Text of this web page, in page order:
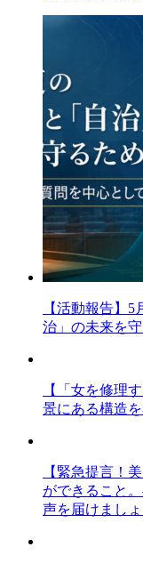
【活動報告】
治」の未来を
【「女を修理
景にある構造を
【緊急提言！
ができること
声を届けまし